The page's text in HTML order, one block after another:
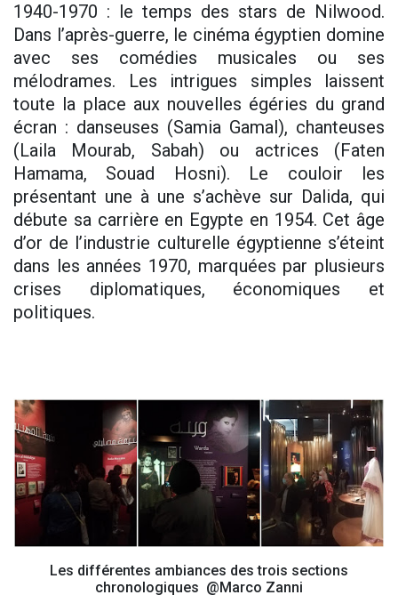
1940-1970 : le temps des stars de Nilwood.
Dans l’après-guerre, le cinéma égyptien domine
avec ses comédies musicales ou ses
mélodrames. Les intrigues simples laissent
toute la place aux nouvelles égéries du grand
écran : danseuses (Samia Gamal), chanteuses
(Laila Mourab, Sabah) ou actrices (Faten
Hamama, Souad Hosni). Le couloir les
présentant une à une s’achève sur Dalida, qui
débute sa carrière en Egypte en 1954. Cet âge
d’or de l’industrie culturelle égyptienne s’éteint
dans les années 1970, marquées par plusieurs
crises diplomatiques, économiques et
politiques.
Les différentes ambiances des trois sections
chronologiques @Marco Zanni